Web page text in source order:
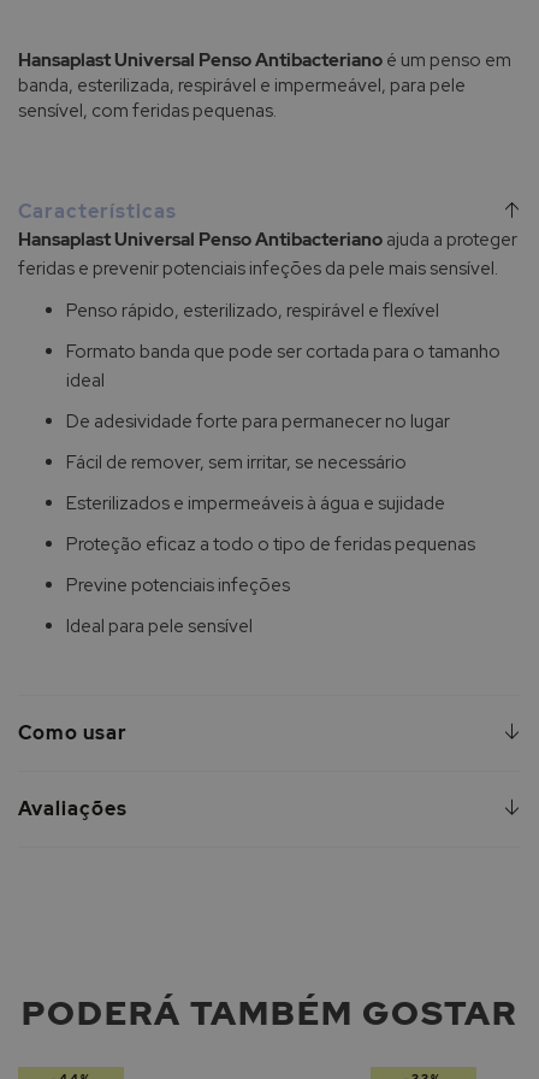
Hansaplast Universal Penso Antibacteriano é um penso em
banda, esterilizada, respirável e impermeável, para pele
sensível, com feridas pequenas.
Características
Hansaplast Universal Penso Antibacteriano ajuda a proteger
feridas e prevenir potenciais infeções da pele mais sensível.
Penso rápido, esterilizado, respirável e flexível
Formato banda que pode ser cortada para o tamanho
ideal
De adesividade forte para permanecer no lugar
Fácil de remover, sem irritar, se necessário
Esterilizados e impermeáveis à água e sujidade
Proteção eficaz a todo o tipo de feridas pequenas
Previne potenciais infeções
Ideal para pele sensível
Como usar
Avaliações
PODERÁ TAMBÉM GOSTAR